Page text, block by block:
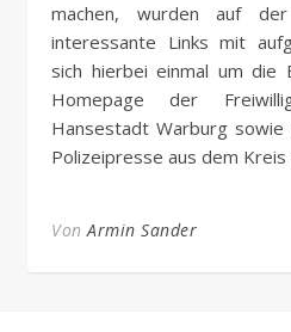
machen, wurden auf
interessante Links mit
sich hierbei einmal um die
Homepage der
Hansestadt Warburg
Polizeipresse aus dem
VonArmin Sander